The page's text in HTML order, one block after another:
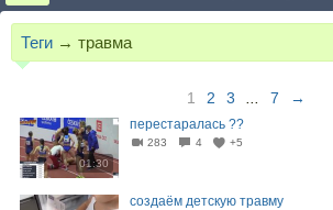
Теги → травма
1 2 3 7 →
01:30
перестаралась ??
283 4 +5
создаём детскую травму